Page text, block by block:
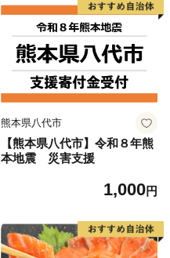
熊本県八代市
【熊本県八代市】令和８年熊
本地震 災害支援
1,000円